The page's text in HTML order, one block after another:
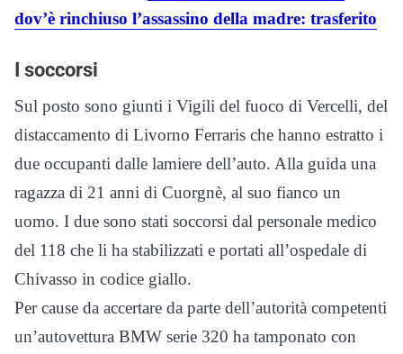
dov’è rinchiuso l’assassino della madre: trasferito
I soccorsi
Sul posto sono giunti i Vigili del fuoco di Vercelli, del
distaccamento di Livorno Ferraris che hanno estratto i
due occupanti dalle lamiere dell’auto. Alla guida una
ragazza di 21 anni di Cuorgnè, al suo fianco un
uomo. I due sono stati soccorsi dal personale medico
del 118 che li ha stabilizzati e portati all’ospedale di
Chivasso in codice giallo.
Per cause da accertare da parte dell’autorità competenti
un’autovettura BMW serie 320 ha tamponato con